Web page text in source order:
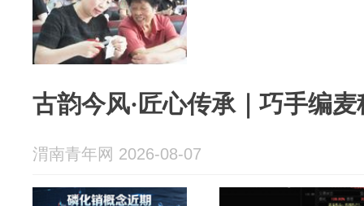
古韵今风·匠心传承｜巧手编
渭南青年网 2026-08-07